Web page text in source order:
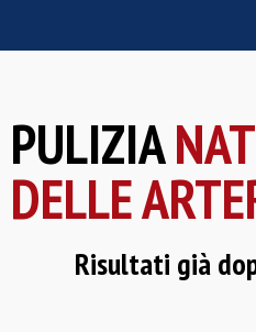
PULIZIA
DELLE
Risultati già